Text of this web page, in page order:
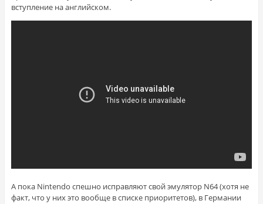
вступление на английском.
А пока Nintendo спешно исправляют свой эмулятор N64 (хотя не
факт, что у них это вообще в списке приоритетов), в Германии